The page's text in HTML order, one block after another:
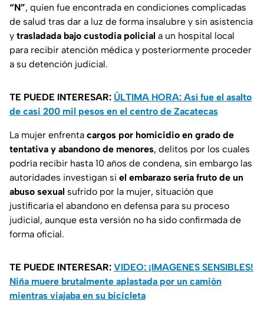
“N”, quien fue encontrada en condiciones complicadas
de salud tras dar a luz de forma insalubre y sin asistencia
y trasladada bajo custodia policial a un hospital local
para recibir atención médica y posteriormente proceder
a su detención judicial.
TE PUEDE INTERESAR: ÚLTIMA HORA: Así fue el asalto
de casi 200 mil pesos en el centro de Zacatecas
La mujer enfrenta cargos por homicidio en grado de
tentativa y abandono de menores, delitos por los cuales
podría recibir hasta 10 años de condena, sin embargo las
autoridades investigan si el embarazo sería fruto de un
abuso sexual sufrido por la mujer, situación que
justificaría el abandono en defensa para su proceso
judicial, aunque esta versión no ha sido confirmada de
forma oficial.
TE PUEDE INTERESAR: VIDEO: ¡IMAGENES SENSIBLES!
Niña muere brutalmente aplastada por un camión
mientras viajaba en su bicicleta